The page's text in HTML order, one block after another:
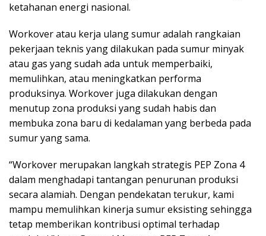
ketahanan energi nasional.
Workover atau kerja ulang sumur adalah rangkaian
pekerjaan teknis yang dilakukan pada sumur minyak
atau gas yang sudah ada untuk memperbaiki,
memulihkan, atau meningkatkan performa
produksinya. Workover juga dilakukan dengan
menutup zona produksi yang sudah habis dan
membuka zona baru di kedalaman yang berbeda pada
sumur yang sama.
“Workover merupakan langkah strategis PEP Zona 4
dalam menghadapi tantangan penurunan produksi
secara alamiah. Dengan pendekatan terukur, kami
mampu memulihkan kinerja sumur eksisting sehingga
tetap memberikan kontribusi optimal terhadap